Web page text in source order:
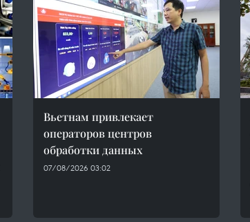
Вьетнам привлекает
операторов центров
обработки данных
07/08/2026 03:02